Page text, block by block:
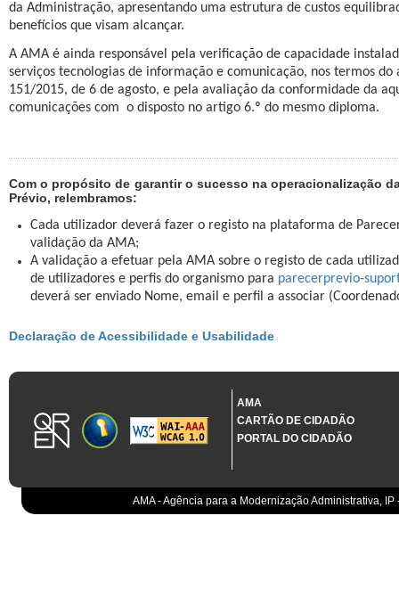
da Administração, apresentando uma estrutura de custos
benefícios que visam alcançar.
A AMA é ainda responsável pela verificação de capacidade
serviços tecnologias de informação e comunicação, nos termos do
151/2015, de 6 de agosto, e pela avaliação da conformidade da
comunicações com o disposto no artigo 6.º do mesmo diploma.
Com o propósito de garantir o sucesso na operacionalização
Prévio, relembramos:
Cada utilizador deverá fazer o registo na plataforma de
validação da AMA;
A validação a efetuar pela AMA sobre o registo de cada
de utilizadores e perfis do organismo para parecerprevio-
deverá ser enviado Nome, email e perfil a associar
Declaração de Acessibilidade e Usabilidade
AMA
CARTÃO DE CIDADÃO
PORTAL DO CIDADÃO
AMA - Agência para a Modernização Administrativa,